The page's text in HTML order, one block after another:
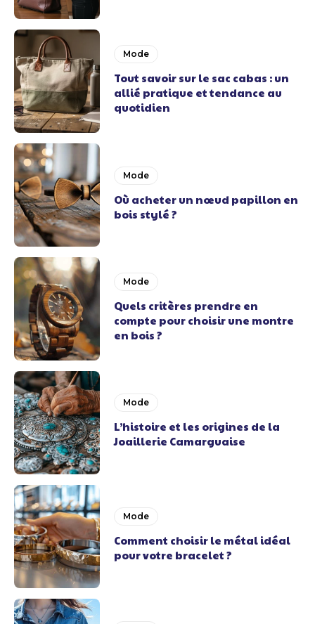
Mode
Tout savoir sur le sac cabas : un
allié pratique et tendance au
quotidien
Mode
Où acheter un nœud papillon en
bois stylé ?
Mode
Quels critères prendre en
compte pour choisir une montre
en bois ?
Mode
L’histoire et les origines de la
Joaillerie Camarguaise
Mode
Comment choisir le métal idéal
pour votre bracelet ?